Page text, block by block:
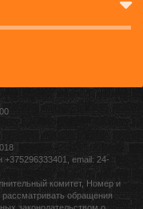
email: 24-
комитет, Номер и
рассматривать обращения
законодательством о